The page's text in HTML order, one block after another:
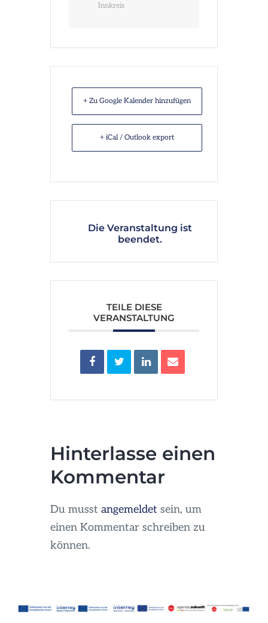
Innkreis
+ Zu Google Kalender hinzufügen
+ iCal / Outlook export
Die Veranstaltung ist
beendet.
TEILE DIESE
VERANSTALTUNG
Hinterlasse einen
Kommentar
Du musst angemeldet sein, um
einen Kommentar schreiben zu
können.